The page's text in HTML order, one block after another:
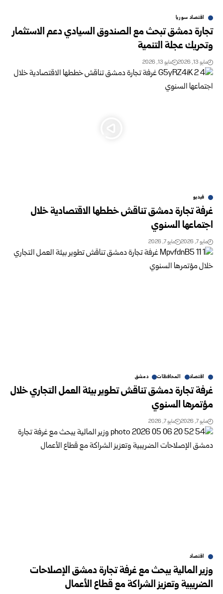
اقتصاد سوريا
تجارة دمشق تبحث مع الصندوق السيادي دعم الاستثمار
وتحريك عجلة ‏التنمية
مايو 13, 2026 مايو 13, 2026
فيديو
غرفة تجارة دمشق تناقش خططها الاقتصادية خلال
اجتماعها السنوي
مايو 7, 2026 مايو 7, 2026
اقتصاد المحافظات دمشق
غرفة تجارة دمشق تناقش تطوير بيئة العمل التجاري خلال
مؤتمرها السنوي
مايو 7, 2026 مايو 7, 2026
اقتصاد
وزير المالية يبحث مع غرفة تجارة دمشق الإصلاحات
الضريبية وتعزيز الشراكة مع قطاع الأعمال